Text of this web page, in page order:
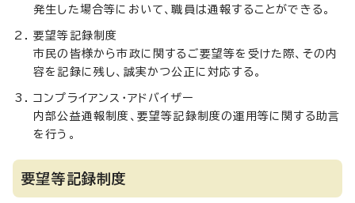
発生した場合等において、職員は通報することができる。
要望等記録制度
市民の皆様から市政に関するご要望等を受けた際、その内
容を記録に残し、誠実かつ公正に対応する。
コンプライアンス・アドバイザー
内部公益通報制度、要望等記録制度の運用等に関する助言
を行う。
要望等記録制度